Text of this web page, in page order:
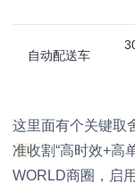
自动配送车
这里面有个关键取
准收割“高时效+高
WORLD商圈，启